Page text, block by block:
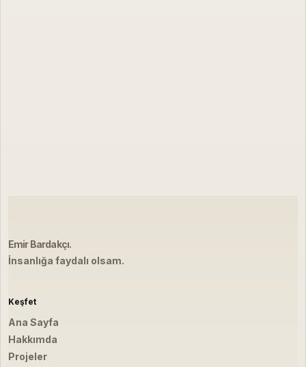
Emir Bardakçı.
İnsanlığa faydalı olsam.
Keşfet
Ana Sayfa
Hakkımda
Projeler